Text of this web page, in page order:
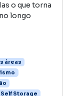
o que torna
longo
áreas
Storage